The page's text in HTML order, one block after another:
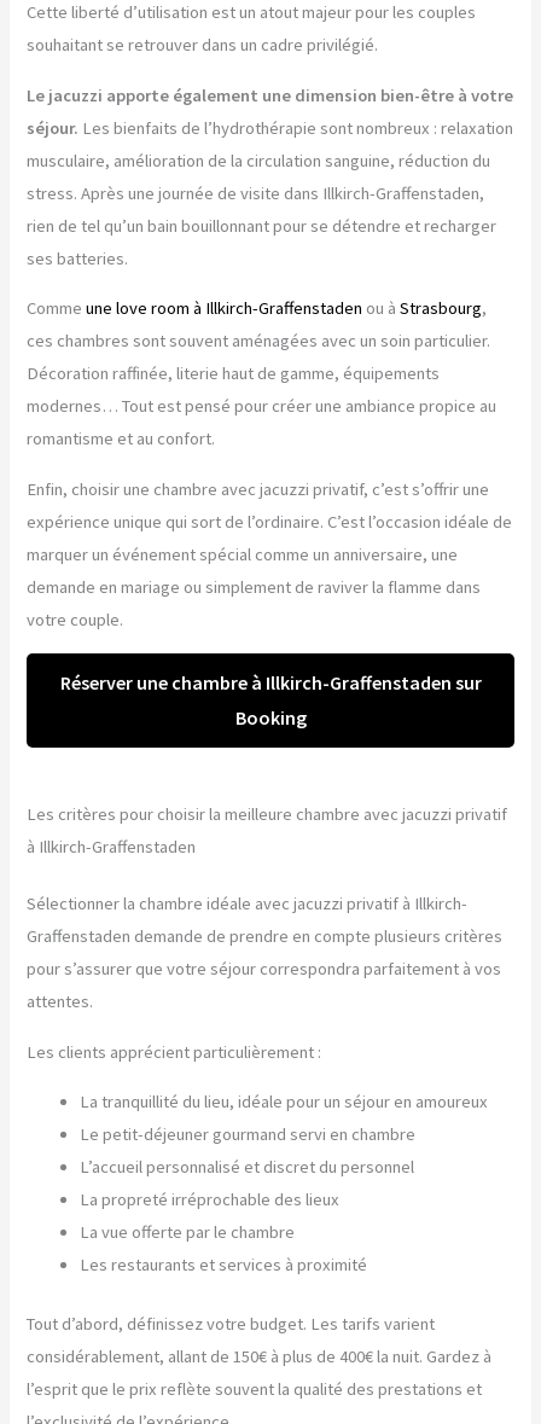
Cette liberté d’utilisation est un atout majeur pour les couples
souhaitant se retrouver dans un cadre privilégié.
Le jacuzzi apporte également une dimension bien-être à votre
séjour. Les bienfaits de l’hydrothérapie sont nombreux : relaxation
musculaire, amélioration de la circulation sanguine, réduction du
stress. Après une journée de visite dans Illkirch-Graffenstaden,
rien de tel qu’un bain bouillonnant pour se détendre et recharger
ses batteries.
Comme une love room à Illkirch-Graffenstaden ou àStrasbourg,
ces chambres sont souvent aménagées avec un soin particulier.
Décoration raffinée, literie haut de gamme, équipements
modernes… Tout est pensé pour créer une ambiance propice au
romantisme et au confort.
Enfin, choisir une chambre avec jacuzzi privatif, c’est s’offrir une
expérience unique qui sort de l’ordinaire. C’est l’occasion idéale de
marquer un événement spécial comme un anniversaire, une
demande en mariage ou simplement de raviver la flamme dans
votre couple.
Réserver une chambre à Illkirch-Graffenstaden sur
Booking
Les critères pour choisir la meilleure chambre avec jacuzzi privatif
à Illkirch-Graffenstaden
Sélectionner la chambre idéale avec jacuzzi privatif à Illkirch-
Graffenstaden demande de prendre en compte plusieurs critères
pour s’assurer que votre séjour correspondra parfaitement à vos
attentes.
Les clients apprécient particulièrement :
La tranquillité du lieu, idéale pour un séjour en amoureux
Le petit-déjeuner gourmand servi en chambre
L’accueil personnalisé et discret du personnel
La propreté irréprochable des lieux
La vue offerte par le chambre
Les restaurants et services à proximité
Tout d’abord, définissez votre budget. Les tarifs varient
considérablement, allant de 150€ à plus de 400€ la nuit. Gardez à
l’esprit que le prix reflète souvent la qualité des prestations et